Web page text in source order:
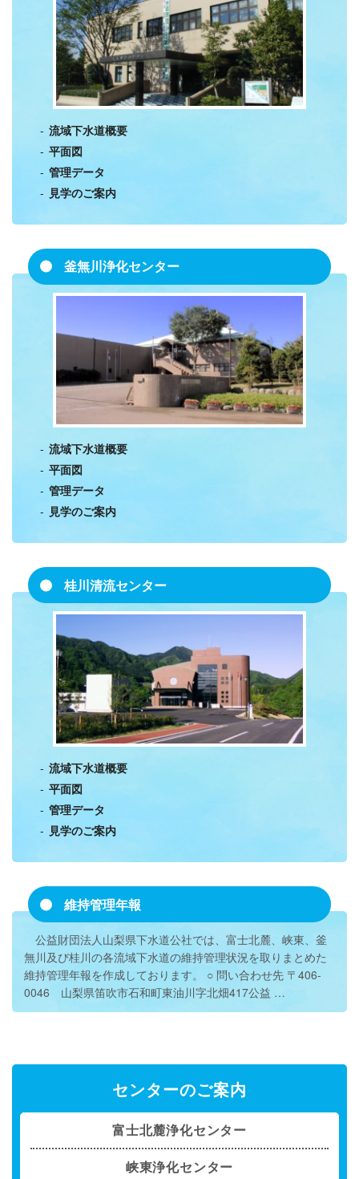
流域下水道概要
平面図
管理データ
見学のご案内
釜無川浄化センター
流域下水道概要
平面図
管理データ
見学のご案内
桂川清流センター
流域下水道概要
平面図
管理データ
見学のご案内
維持管理年報
公益財団法人山梨県下水道公社では、富士北麓、峡東、釜
無川及び桂川の各流域下水道の維持管理状況を取りまとめた
維持管理年報を作成しております。 ○ 問い合わせ先 〒406-
0046 山梨県笛吹市石和町東油川字北畑417公益 …
センターのご案内
富士北麓浄化センター
峡東浄化センター